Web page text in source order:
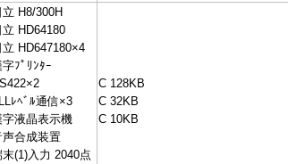
立 H8/300H
立 HD64180
立 HD647180×4
字ﾌﾟﾘﾝﾀｰ
ﾚﾍﾞﾙ通信×3
字液晶表示機
声合成装置
末(1)入力 2040点
C 128KB
C 32KB
C 10KB